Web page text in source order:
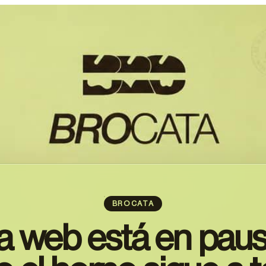
BROCATA
web está en